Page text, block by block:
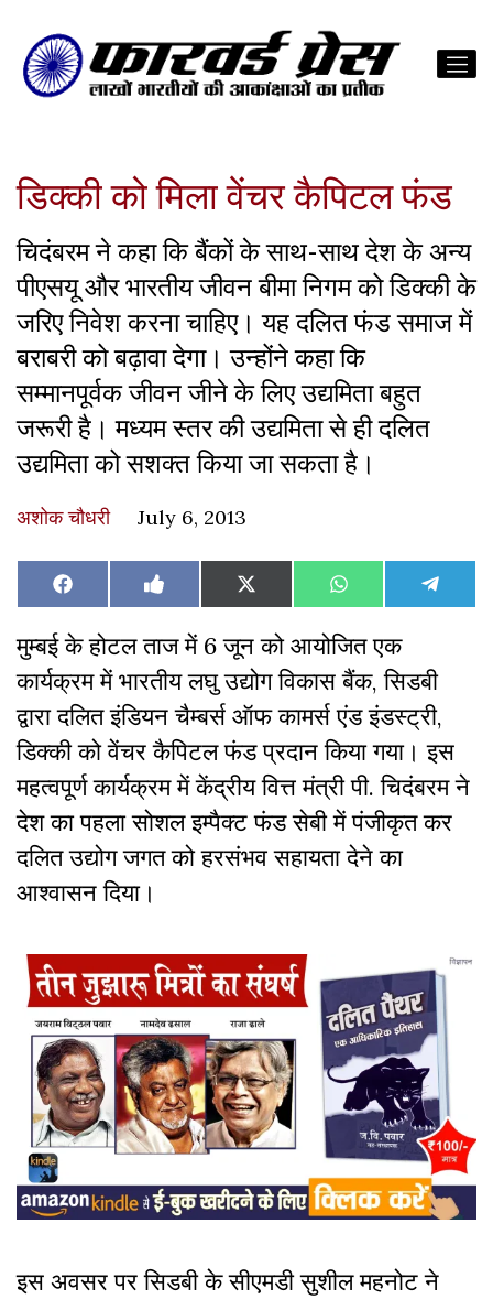
डिक्की को मिला वेंचर कैपिटल फंड
चिदंबरम ने कहा कि बैंकों के साथ-साथ देश के अन्य
पीएसयू और भारतीय जीवन बीमा निगम को डिक्की के
जरिए निवेश करना चाहिए। यह दलित फंड समाज में
बराबरी को बढ़ावा देगा। उन्होंने कहा कि
सम्मानपूर्वक जीवन जीने के लिए उद्यमिता बहुत
जरूरी है। मध्यम स्तर की उद्यमिता से ही दलित
उद्यमिता को सशक्त किया जा सकता है।
अशोक चौधरी July 6, 2013
Share
on
Facebook Share
on
Like
on
Facebook
Share
on
X
(Twitter)
Share
on
WhatsAppShare
on
मुम्बई के होटल ताज में 6 जून को आयोजित एक
कार्यक्रम में भारतीय लघु उद्योग विकास बैंक, सिडबी
द्वारा दलित इंडियन चैम्बर्स ऑफ कामर्स एंड इंडस्ट्री,
डिक्की को वेंचर कैपिटल फंड प्रदान किया गया। इस
महत्वपूर्ण कार्यक्रम में केंद्रीय वित्त मंत्री पी. चिदंबरम ने
देश का पहला सोशल इम्पैक्ट फंड सेबी में पंजीकृत कर
दलित उद्योग जगत को हरसंभव सहायता देने का
आश्वासन दिया।
इस अवसर पर सिडबी के सीएमडी सुशील महनोट ने